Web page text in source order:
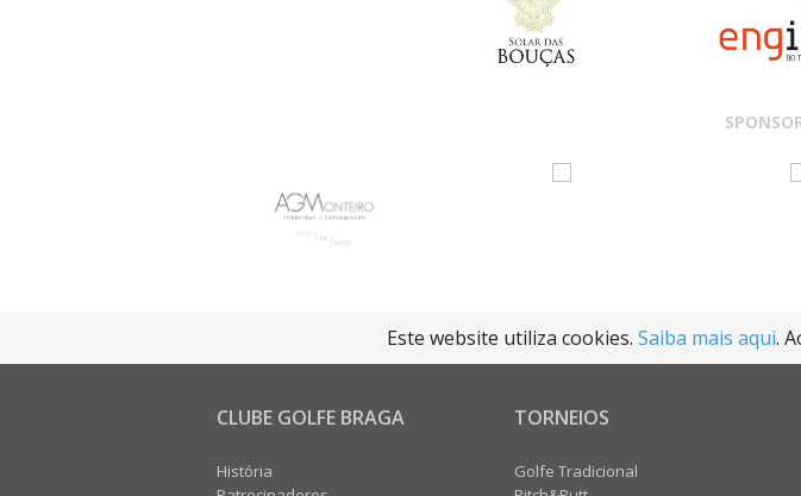
Este website utiliza cookies. Saiba mais aqui.
CLUBE GOLFE BRAGA
História
TORNEIOS
Golfe Tradicional